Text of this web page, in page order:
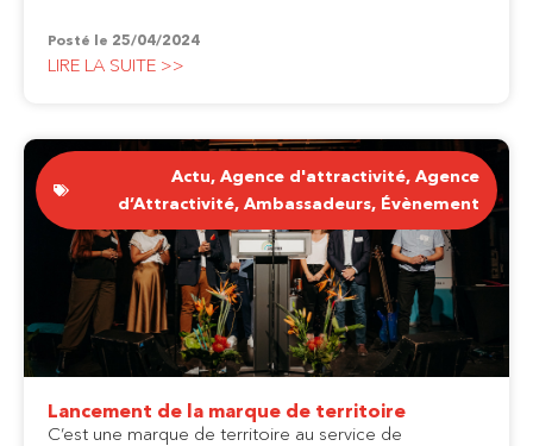
Posté le 25/04/2024
LIRE LA SUITE >>
Actu, Agence d'attractivité, Agence
d’Attractivité, Ambassadeurs, Évènement
Lancement de la marque de territoire
C’est une marque de territoire au service de